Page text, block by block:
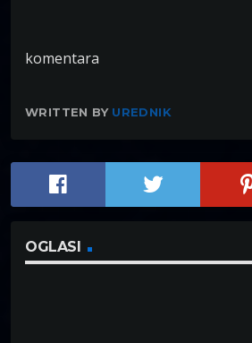
komentara
WRITTEN BY UREDNIK
OGLASI